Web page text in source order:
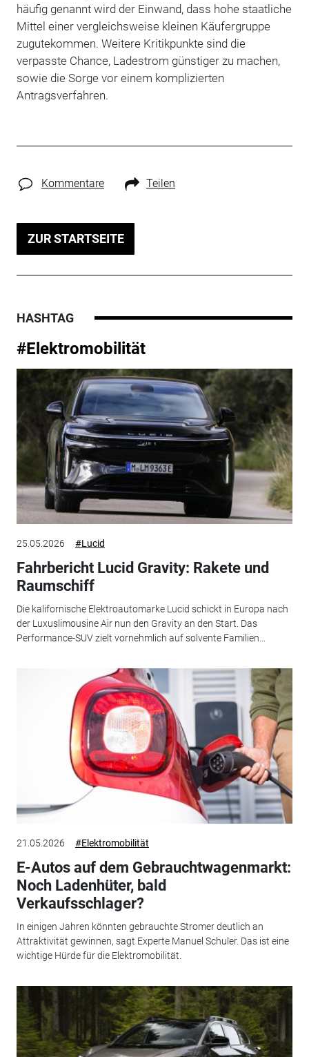
häufig genannt wird der Einwand, dass hohe staatliche
Mittel einer vergleichsweise kleinen Käufergruppe
zugutekommen. Weitere Kritikpunkte sind die
verpasste Chance, Ladestrom günstiger zu machen,
sowie die Sorge vor einem komplizierten
Antragsverfahren.
Kommentare Teilen
ZUR STARTSEITE
HASHTAG
#Elektromobilität
25.05.2026 #Lucid
Fahrbericht Lucid Gravity: Rakete und
Raumschiff
Die kalifornische Elektroautomarke Lucid schickt in Europa nach
der Luxuslimousine Air nun den Gravity an den Start. Das
Performance-SUV zielt vornehmlich auf solvente Familien...
21.05.2026 #Elektromobilität
E-Autos auf dem Gebrauchtwagenmarkt:
Noch Ladenhüter, bald
Verkaufsschlager?
In einigen Jahren könnten gebrauchte Stromer deutlich an
Attraktivität gewinnen, sagt Experte Manuel Schuler. Das ist eine
wichtige Hürde für die Elektromobilität.